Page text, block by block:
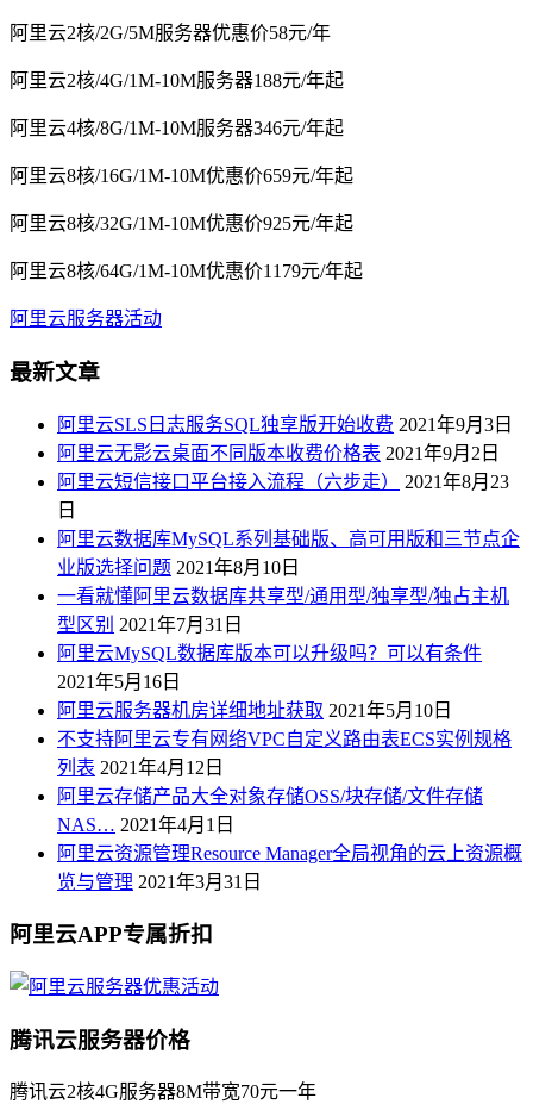
阿里云2核/2G/5M服务器优惠价58元/年
阿里云2核/4G/1M-10M服务器188元/年起
阿里云4核/8G/1M-10M服务器346元/年起
阿里云8核/16G/1M-10M优惠价659元/年起
阿里云8核/32G/1M-10M优惠价925元/年起
阿里云8核/64G/1M-10M优惠价1179元/年起
阿里云服务器活动
最新文章
阿里云SLS日志服务SQL独享版开始收费 2021年9月3日
阿里云无影云桌面不同版本收费价格表 2021年9月2日
阿里云短信接口平台接入流程（六步走）
2021年8月23
日
阿里云数据库MySQL系列基础版、高可用版和三节点企
业版选择问题 2021年8月10日
一看就懂阿里云数据库共享型/通用型/独享型/独占主机
型区别 2021年7月31日
阿里云MySQL数据库版本可以升级吗？可以有条件
2021年5月16日
阿里云服务器机房详细地址获取 2021年5月10日
不支持阿里云专有网络VPC自定义路由表ECS实例规格
列表 2021年4月12日
阿里云存储产品大全对象存储OSS/块存储/文件存储
NAS… 2021年4月1日
阿里云资源管理Resource Manager全局视角的云上资源概
览与管理 2021年3月31日
阿里云APP专属折扣
腾讯云服务器价格
腾讯云2核4G服务器8M带宽70元一年